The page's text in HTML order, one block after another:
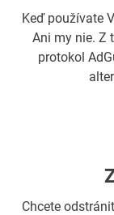
Keď používate
Ani my nie. Z
protokol
Chcete